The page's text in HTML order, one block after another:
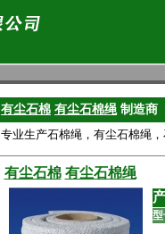
有尘石棉 有尘石棉绳 制造商
专业生产石棉绳，有尘石棉绳
有尘石棉 有尘石棉绳
型